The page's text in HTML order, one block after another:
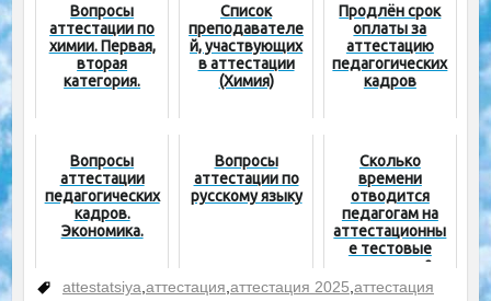
Вопросы
аттестации по
химии. Первая,
вторая
категория.
Список
преподавателе
й, участвующих
в аттестации
(Химия)
Продлён срок
оплаты за
аттестацию
педагогических
кадров
Вопросы
аттестации
педагогических
кадров.
Экономика.
Вопросы
аттестации по
русскому языку
Сколько
времени
отводится
педагогам на
аттестационны
е тестовые
испытания?
attestatsiya аттестация аттестация 2025 аттестация